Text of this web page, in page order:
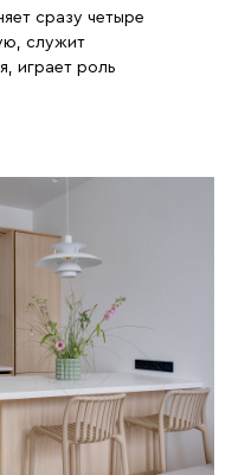
сразу четыре
служит
играет роль